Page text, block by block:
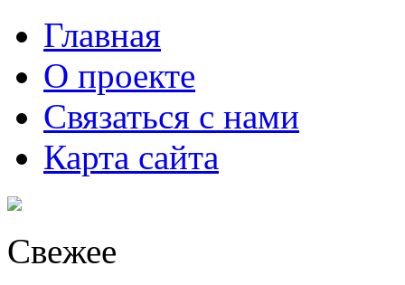
Главная
О проекте
Связаться с нами
Карта сайта
Свежее